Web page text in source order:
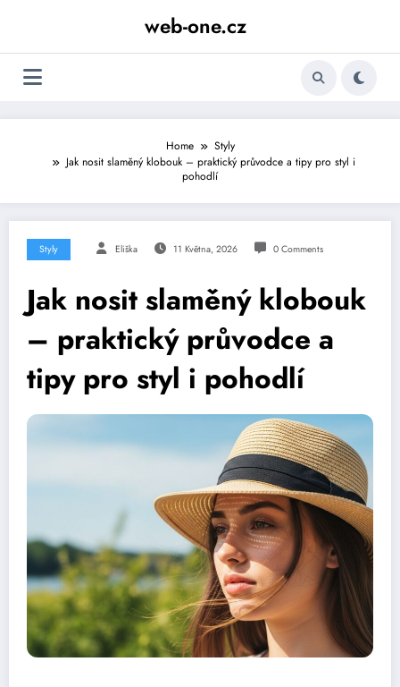
web-one.cz
Home
Styly
Jak nosit slaměný klobouk – praktický průvodce a tipy pro styl i
pohodlí
Styly Eliška 11 Května, 2026 0 Comments
Jak nosit slaměný klobouk
– praktický průvodce a
tipy pro styl i pohodlí